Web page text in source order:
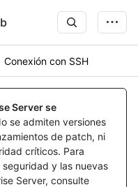
Conexión con SSH
Server se
se admiten versiones
de patch, ni
críticos. Para
y las nuevas
Server, consulte